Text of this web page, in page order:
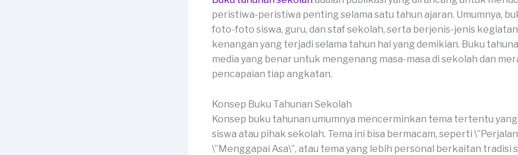
peristiwa-peristiwa penting selama satu tahun ajaran. Umumnya,
foto-foto siswa, guru, dan staf sekolah, serta berjenis-jenis
kenangan yang terjadi selama tahun hal yang demikian. Buku
media yang benar untuk mengenang masa-masa di sekolah dan
pencapaian tiap angkatan.
Konsep Buku Tahunan Sekolah
Konsep buku tahunan umumnya mencerminkan tema tertentu
siswa atau pihak sekolah. Tema ini bisa bermacam, seperti
\”Menggapai Asa\”, atau tema yang lebih personal berkaitan tradisi